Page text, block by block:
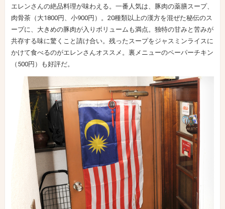
エレンさんの絶品料理が味わえる。一番人気は、豚肉の薬膳スープ、
肉骨茶（大1800円、小900円）。20種類以上の漢方を混ぜた秘伝のス
ープに、大きめの豚肉が入りボリュームも満点。独特の甘みと苦みが
共存する味に驚くこと請け合い。残ったスープをジャスミンライスに
かけて食べるのがエレンさんオススメ。裏メニューのペーパーチキン
（500円）も好評だ。